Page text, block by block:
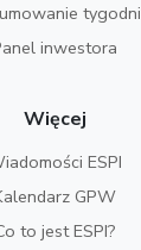
inwestora
Więcej
ESPI
GPW
to jest ESPI?